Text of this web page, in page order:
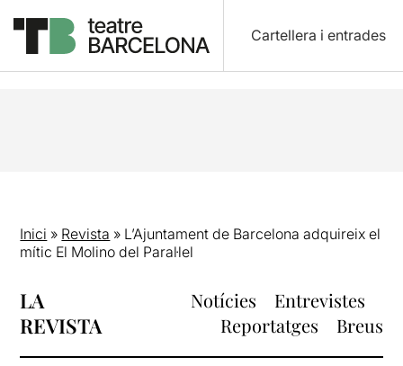
Cartellera i entrades
Inici » Revista » L’Ajuntament de Barcelona adquireix el
mític El Molino del Paral·lel
LA
REVISTA
Notícies
Entrevistes
Reportatges
Breus